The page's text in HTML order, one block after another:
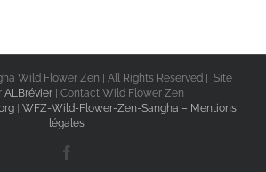
Wild Flower Zen | All Rights Reserved | Site
ALBrévier
| Contact Wild Flower Zen
| WFZ-Wild-Flower-Zen-Sangha – Mentions
légales